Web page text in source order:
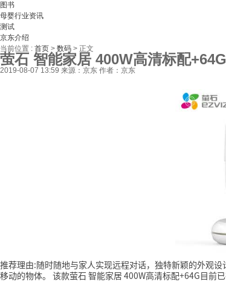
图书
母婴行业资讯
测试
京东介绍
当前位置 : 首页 > 数码 > 正文
萤石 智能家居 400W高清标配+64G
2019-08-07 13:59 来源：京东 作者：京东
推荐理由:随时随地与家人实现远程对话，独特新颖的外观
移动的物体。 该款萤石 智能家居 400W高清标配+64G目前